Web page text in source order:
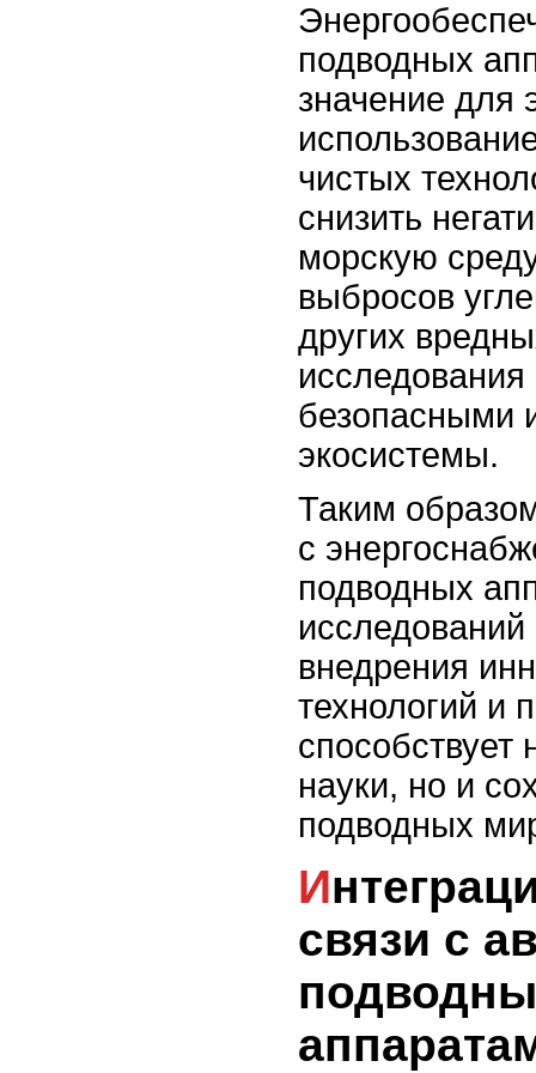
подводных
значение для
чистых
снизить
морскую
выбросов
других
безопасными
экосистемы.
Таким
с
подводных
исследований
внедрения
технологий и
способствует
науки, но и
подводных
Интеграция системы
связи с